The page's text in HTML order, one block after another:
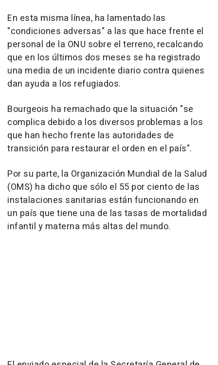
En esta misma línea, ha lamentado las
"condiciones adversas" a las que hace frente el
personal de la ONU sobre el terreno, recalcando
que en los últimos dos meses se ha registrado
una media de un incidente diario contra quienes
dan ayuda a los refugiados.
Bourgeois ha remachado que la situación "se
complica debido a los diversos problemas a los
que han hecho frente las autoridades de
transición para restaurar el orden en el país".
Por su parte, la Organización Mundial de la Salud
(OMS) ha dicho que sólo el 55 por ciento de las
instalaciones sanitarias están funcionando en
un país que tiene una de las tasas de mortalidad
infantil y materna más altas del mundo.